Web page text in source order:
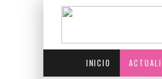
INICIO